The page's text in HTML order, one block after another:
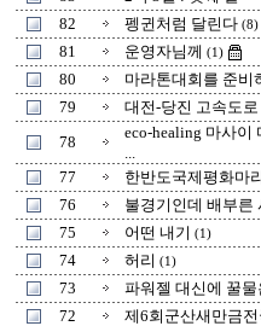
82
펭귄처럼 달린다 (8)
81
운영자님께 (1)
80
마라톤대회를 준비
79
대전-당진 고속도
78
eco-healing 마사이
...
77
한반도국제평화마
76
불경기인데 배부른
75
어떤 내기 (1)
74
허리 (1)
73
파워젤 대신에 꿀
72
제6회군산새만금